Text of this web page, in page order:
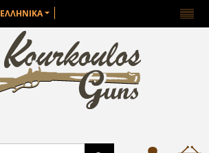
ΕΛΛΗΝΙΚΆ